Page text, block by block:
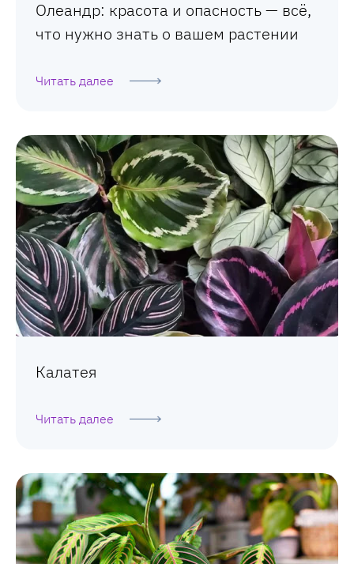
Олеандр: красота и опасность — всё,
что нужно знать о вашем растении
Читать далее
Калатея
Читать далее